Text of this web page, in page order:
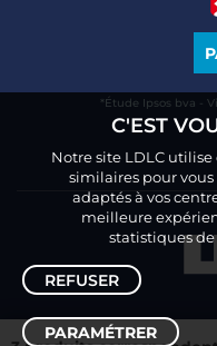
*Étude Ipsos bva -
C'EST
Notre site LDLC
similaires pour vous
adaptés à vos
meilleure
statistiques
REFUSER
PARAMÉTRER